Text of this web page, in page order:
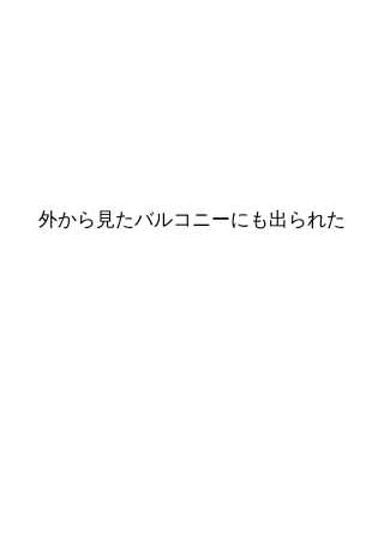
外から見たバルコニーにも出られた